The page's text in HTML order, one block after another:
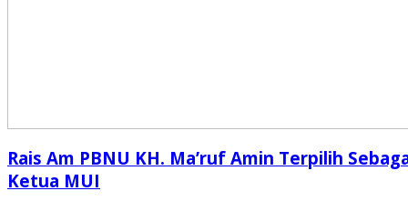
Rais Am PBNU KH. Ma’ruf Amin Terpilih
Ketua MUI